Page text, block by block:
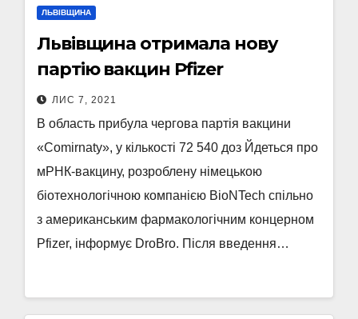
ЛЬВІВЩИНА
Львівщина отримала нову
партію вакцин Pfizer
ЛИС 7, 2021
В область прибула чергова партія вакцини
«Comirnaty», у кількості 72 540 доз Йдеться про
мРНК-вакцину, розроблену німецькою
біотехнологічною компанією BioNTech спільно
з американським фармакологічним концерном
Pfizer, інформує DroBro. Після введення…